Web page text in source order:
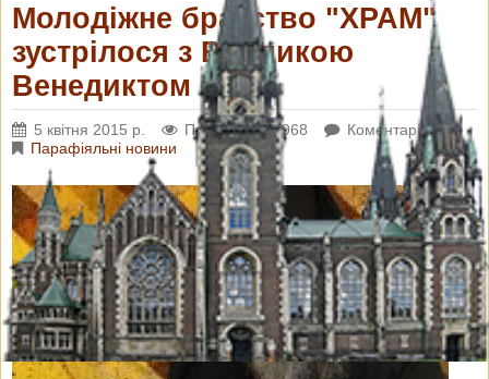
Молодіжне братство "ХРАМ"
зустрілося з Владикою
Венедиктом
5 квітня 2015 р. Переглядів: 4968
Коментарі: 0
Парафіяльні новини